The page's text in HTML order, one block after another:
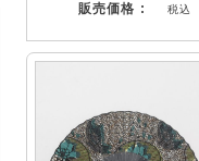
販売価格 :